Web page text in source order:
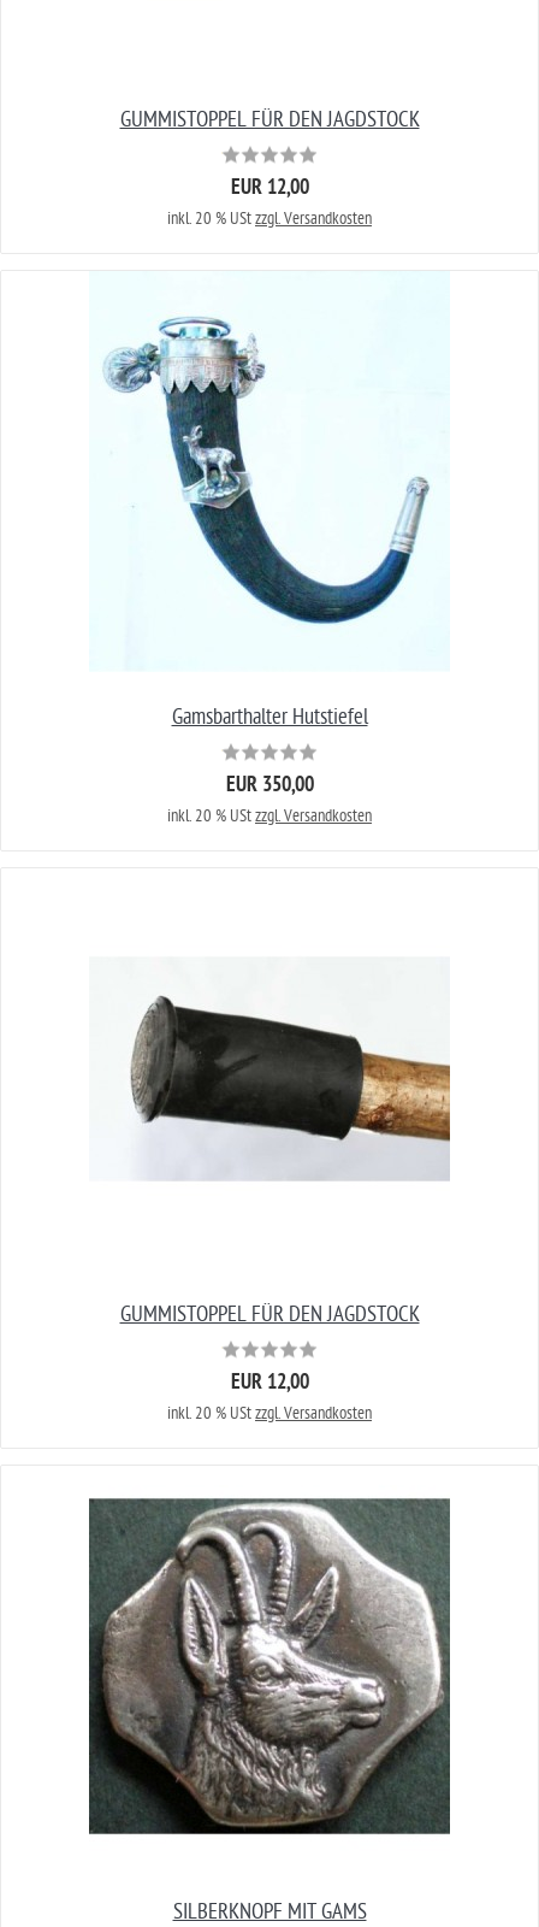
GUMMISTOPPEL FÜR DEN JAGDSTOCK
EUR 12,00
inkl. 20 % UStzzgl. Versandkosten
Gamsbarthalter Hutstiefel
EUR 350,00
inkl. 20 % UStzzgl. Versandkosten
GUMMISTOPPEL FÜR DEN JAGDSTOCK
EUR 12,00
inkl. 20 % UStzzgl. Versandkosten
SILBERKNOPF MIT GAMS